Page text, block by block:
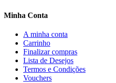
Minha Conta
A minha conta
Carrinho
Finalizar compras
Lista de Desejos
Termos e Condições
Vouchers